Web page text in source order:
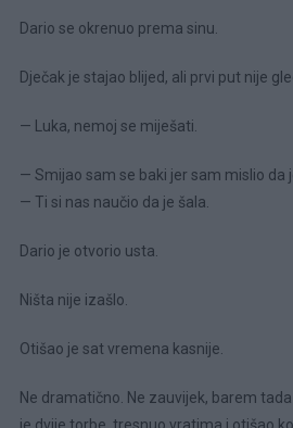
Dario se okrenuo prema sinu.
Dječak je stajao blijed, ali prvi put nije
— Luka, nemoj se miješati.
— Smijao sam se baki jer sam mislio da
— Ti si nas naučio da je šala.
Dario je otvorio usta.
Ništa nije izašlo.
Otišao je sat vremena kasnije.
Ne dramatično. Ne zauvijek, barem
je dvije torbe, tresnuo vratima i otišao